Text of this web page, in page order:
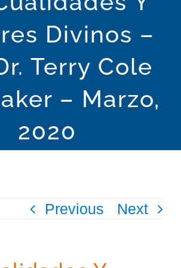
of Mind Philosophy
Divinos –
Terry Cole
– Marzo,
2020
Previous Next